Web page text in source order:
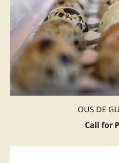
OUS DE
Call for